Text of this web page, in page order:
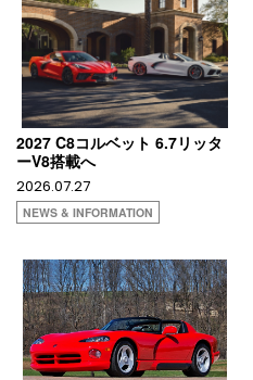
2027 C8コルベット 6.7リッタ
ーV8搭載へ
2026.07.27
NEWS & INFORMATION